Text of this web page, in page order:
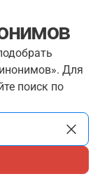
Для
поиск по